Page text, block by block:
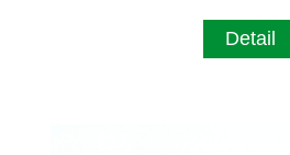
Detail